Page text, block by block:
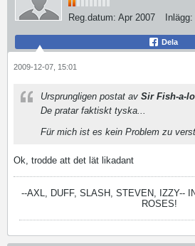
Reg.datum: Apr 2007 Inlägg:
Dela
2009-12-07, 15:01
Ursprungligen postat av Sir Fish-a-
De pratar faktiskt tyska...
Für mich ist es kein Problem zu
Ok, trodde att det lät likadant
--AXL, DUFF, SLASH, STEVEN, IZZY--
ROSES!